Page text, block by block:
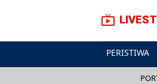
PERISTIWA